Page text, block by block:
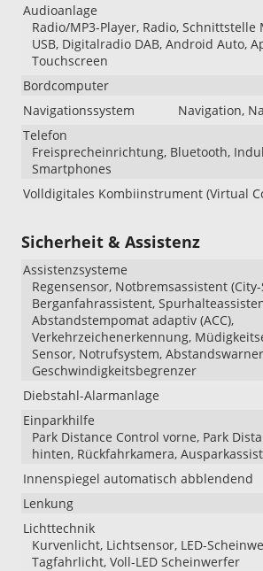
Audioanlage
Radio/MP3-Player, Radio, Schnittstelle
USB, Digitalradio DAB, Android Auto,
Touchscreen
Bordcomputer
Navigationssystem
Navigation,
Telefon
Freisprecheinrichtung, Bluetooth,
Smartphones
Volldigitales Kombiinstrument (Virtual
Sicherheit & Assistenz
Assistenzsysteme
Regensensor, Notbremsassistent (City-
Berganfahrassistent,
Abstandstempomat adaptiv (ACC),
Verkehrzeichenerkennung,
Sensor, Notrufsystem,
Geschwindigkeitsbegrenzer
Diebstahl-Alarmanlage
Einparkhilfe
Park Distance Control vorne, Park
hinten, Rückfahrkamera,
Innenspiegel automatisch abblendend
Lenkung
Lichttechnik
Kurvenlicht, Lichtsensor, LED-
Tagfahrlicht, Voll-LED Scheinwerfer